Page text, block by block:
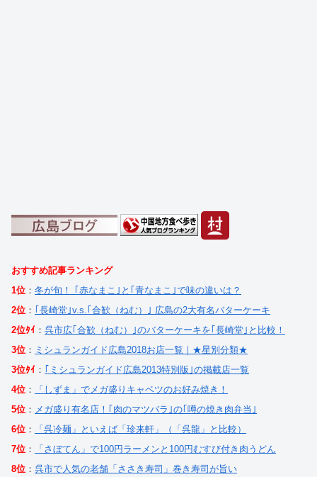
おすすめ記事ランキング
1位 ： 冬が旬！ ｢赤なまこ｣と｢青なまこ｣で味の違いは？
2位 ： ｢長崎堂｣v.s.｢合歓（ねむ）｣ 広島の2大有名バターケーキ
2位ﾀｲ ： 呉市広｢合歓（ねむ）｣のバターケーキを｢長崎堂｣と比較！
3位 ： ミシュランガイド広島2018お店一覧｜★星別分類★
3位ﾀｲ ： ｢ミシュランガイド広島2013特別版｣の掲載店一覧
4位 ：
「しずま」でメガ盛りキャベツのお好み焼き！
5位 ： メガ盛り有名店！｢肉のマツバラ｣の｢噂の焼き肉弁当｣
6位 ：
「呉冷麺」といえば「珍来軒」（「呉龍」と比較）
7位 ：
「さぼてん」で100円ラーメンと100円むすび付き肉うどん
8位 ： 呉市で人気の老舗「ささき寿司」巻き寿司が旨い